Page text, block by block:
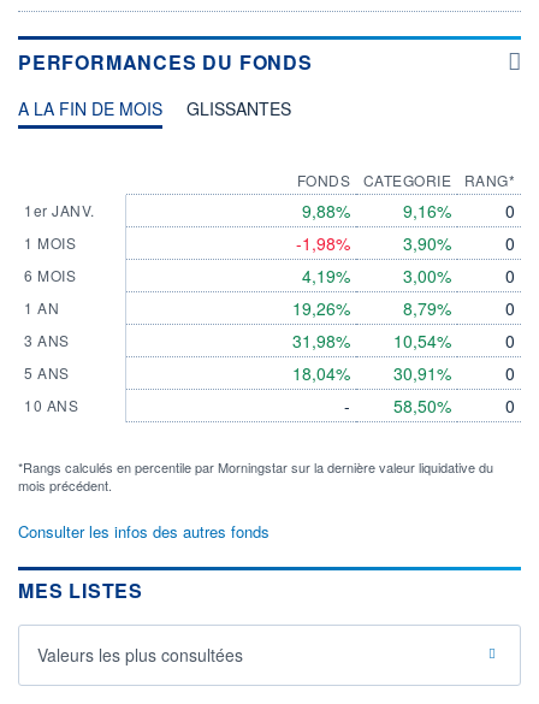
PERFORMANCES DU FONDS
A LA FIN DE MOIS GLISSANTES
1er JANV.
1 MOIS
6 MOIS
1 AN
3 ANS
5 ANS
10 ANS
FONDS
9,88%
-1,98%
4,19%
19,26%
31,98%
18,04%
-
CATEGORIE
9,16%
3,90%
3,00%
8,79%
10,54%
30,91%
58,50%
RANG*
0
0
0
0
0
0
0
*Rangs calculés en percentile par Morningstar sur la dernière valeur liquidative du
mois précédent.
Consulter les infos des autres fonds
MES LISTES
Valeurs les plus consultées